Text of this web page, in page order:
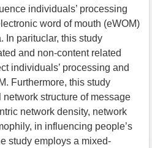
individuals’ processing
word of mouth (eWOM)
In parituclar, this study
and non-content related
individuals’ processing and
Furthermore, this study
structure of message
network density, network
in influencing people’s
study employs a mixed-